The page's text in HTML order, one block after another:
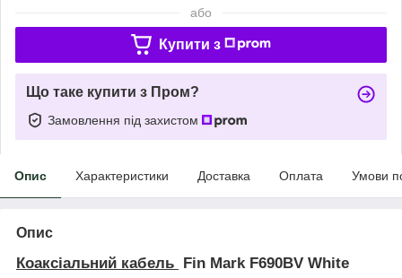
або
Купити з
Що таке купити з Пром?
Замовлення під захистом
Опис Характеристики Доставка Оплата Умови
Опис
Коаксіальний кабель Fin Mark F690BV White